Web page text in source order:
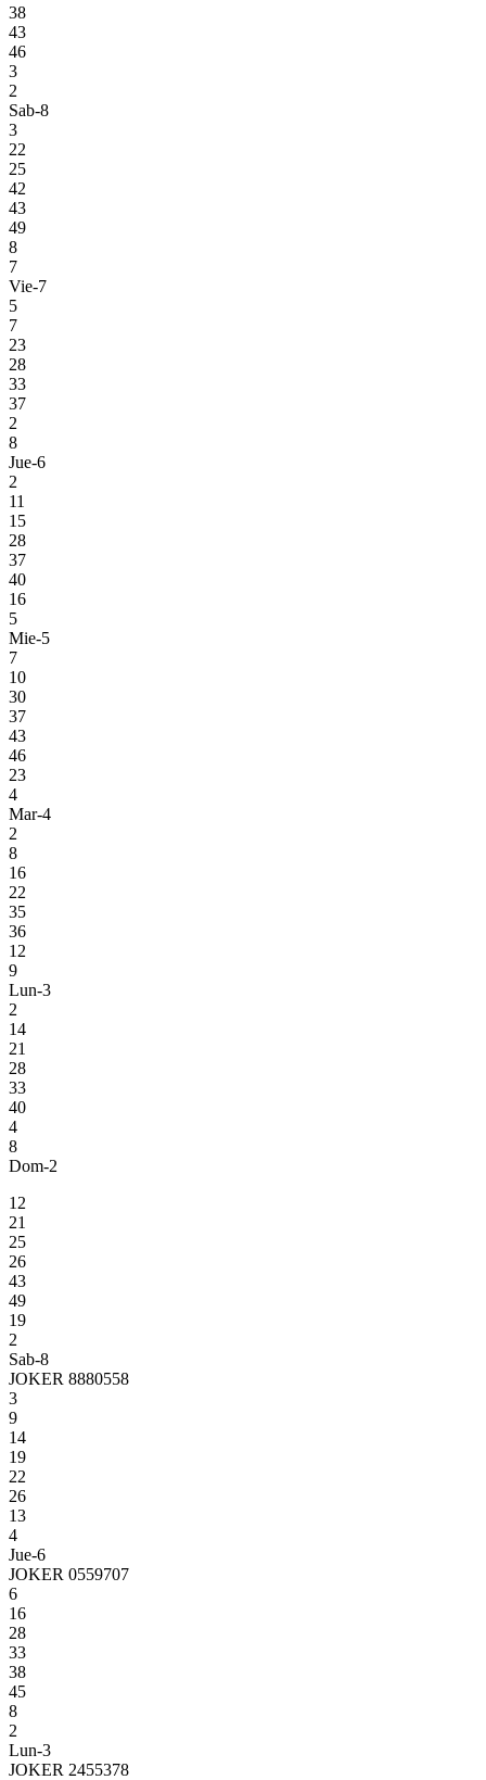
38
43
46
3
2
Sab-8
3
22
25
42
43
49
8
7
Vie-7
5
7
23
28
33
37
2
8
Jue-6
2
11
15
28
37
40
16
5
Mie-5
7
10
30
37
43
46
23
4
Mar-4
2
8
16
22
35
36
12
9
Lun-3
2
14
21
28
33
40
4
8
Dom-2
12
21
25
26
43
49
19
2
Sab-8
JOKER 8880558
3
9
14
19
22
26
13
4
Jue-6
JOKER 0559707
6
16
28
33
38
45
8
2
Lun-3
JOKER 2455378